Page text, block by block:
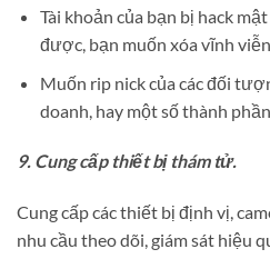
Tài khoản của bạn bị hack
được, bạn muốn xóa vĩnh
Muốn rip nick của các đối
doanh, hay một số thành
9. Cung cấp thiết bị thám tử.
Cung cấp các thiết bị định vị,
nhu cầu theo dõi, giám sát hiệu